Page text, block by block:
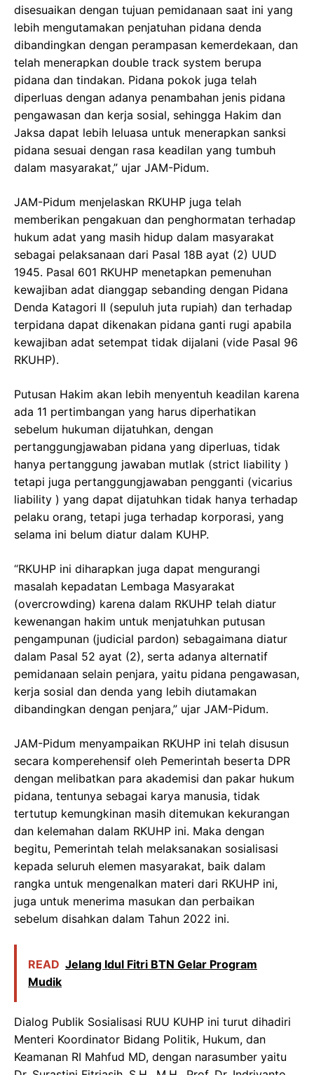
disesuaikan dengan tujuan pemidanaan saat ini yang
lebih mengutamakan penjatuhan pidana denda
dibandingkan dengan perampasan kemerdekaan, dan
telah menerapkan double track system berupa
pidana dan tindakan. Pidana pokok juga telah
diperluas dengan adanya penambahan jenis pidana
pengawasan dan kerja sosial, sehingga Hakim dan
Jaksa dapat lebih leluasa untuk menerapkan sanksi
pidana sesuai dengan rasa keadilan yang tumbuh
dalam masyarakat,” ujar JAM-Pidum.
JAM-Pidum menjelaskan RKUHP juga telah
memberikan pengakuan dan penghormatan terhadap
hukum adat yang masih hidup dalam masyarakat
sebagai pelaksanaan dari Pasal 18B ayat (2) UUD
1945. Pasal 601 RKUHP menetapkan pemenuhan
kewajiban adat dianggap sebanding dengan Pidana
Denda Katagori II (sepuluh juta rupiah) dan terhadap
terpidana dapat dikenakan pidana ganti rugi apabila
kewajiban adat setempat tidak dijalani (vide Pasal 96
RKUHP).
Putusan Hakim akan lebih menyentuh keadilan karena
ada 11 pertimbangan yang harus diperhatikan
sebelum hukuman dijatuhkan, dengan
pertanggungjawaban pidana yang diperluas, tidak
hanya pertanggung jawaban mutlak (strict liability )
tetapi juga pertanggungjawaban pengganti (vicarius
liability ) yang dapat dijatuhkan tidak hanya terhadap
pelaku orang, tetapi juga terhadap korporasi, yang
selama ini belum diatur dalam KUHP.
“RKUHP ini diharapkan juga dapat mengurangi
masalah kepadatan Lembaga Masyarakat
(overcrowding) karena dalam RKUHP telah diatur
kewenangan hakim untuk menjatuhkan putusan
pengampunan (judicial pardon) sebagaimana diatur
dalam Pasal 52 ayat (2), serta adanya alternatif
pemidanaan selain penjara, yaitu pidana pengawasan,
kerja sosial dan denda yang lebih diutamakan
dibandingkan dengan penjara,” ujar JAM-Pidum.
JAM-Pidum menyampaikan RKUHP ini telah disusun
secara komperehensif oleh Pemerintah beserta DPR
dengan melibatkan para akademisi dan pakar hukum
pidana, tentunya sebagai karya manusia, tidak
tertutup kemungkinan masih ditemukan kekurangan
dan kelemahan dalam RKUHP ini. Maka dengan
begitu, Pemerintah telah melaksanakan sosialisasi
kepada seluruh elemen masyarakat, baik dalam
rangka untuk mengenalkan materi dari RKUHP ini,
juga untuk menerima masukan dan perbaikan
sebelum disahkan dalam Tahun 2022 ini.
READ Jelang Idul Fitri BTN Gelar Program
Mudik
Dialog Publik Sosialisasi RUU KUHP ini turut dihadiri
Menteri Koordinator Bidang Politik, Hukum, dan
Keamanan RI Mahfud MD, dengan narasumber yaitu